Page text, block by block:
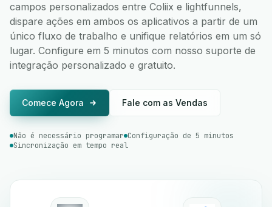
campos personalizados entre Coliix e lightfunnels,
dispare ações em ambos os aplicativos a partir de um
único fluxo de trabalho e unifique relatórios em um só
lugar. Configure em 5 minutos com nosso suporte de
integração personalizado e gratuito.
Comece Agora Fale com as Vendas
Não é necessário programar Configuração de 5 minutos
Sincronização em tempo real